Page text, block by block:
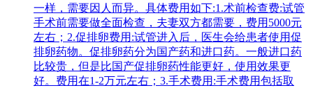
一样，需要因人而异。具体费用如下:1.术前检查费:试管
手术前需要做全面检查，夫妻双方都需要，费用5000元
左右；2.促排卵费用:试管进入后，医生会给患者使用促
排卵药物。促排卵药分为国产药和进口药。一般进口药
比较贵，但是比国产促排卵药性能更好，使用效果更
好。费用在1-2万元左右；3.手术费用:手术费用包括取